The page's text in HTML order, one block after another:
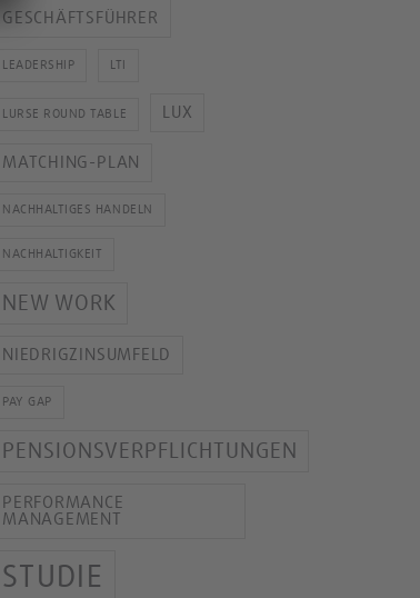
GESCHÄFTSFÜHRER
LEADERSHIP LTI
LURSE ROUND TABLE LUX
MATCHING-PLAN
NACHHALTIGES HANDELN
NACHHALTIGKEIT
NEW WORK
NIEDRIGZINSUMFELD
PAY GAP
PENSIONSVERPFLICHTUNGEN
PERFORMANCE
MANAGEMENT
STUDIE